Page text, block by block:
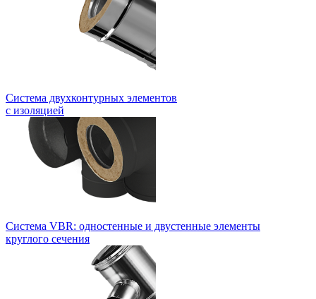
Система двухконтурных элементов
с изоляцией
Система VBR: одностенные и двустенные элементы
круглого сечения